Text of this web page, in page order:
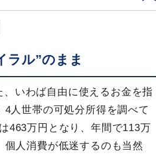
ラル”のまま
いわば自由に使えるお金を指
人世帯の可処分所得を調べて
463万円となり、年間で113万
人消費が低迷するのも当然